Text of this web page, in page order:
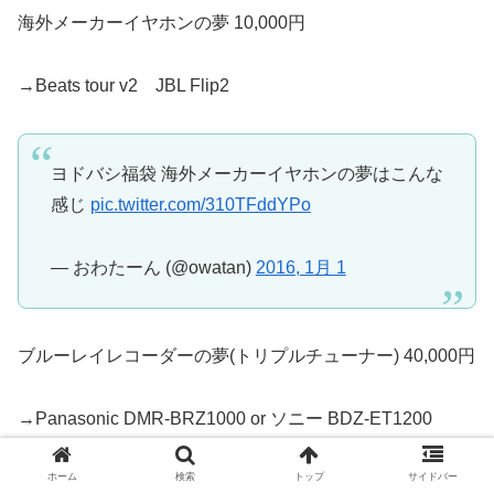
海外メーカーイヤホンの夢 10,000円
→Beats tour v2 JBL Flip2
ヨドバシ福袋 海外メーカーイヤホンの夢はこんな
感じ pic.twitter.com/310TFddYPo
— おわたーん (@owatan) 2016, 1月 1
ブルーレイレコーダーの夢(トリプルチューナー) 40,000円
→Panasonic DMR-BRZ1000 or ソニー BDZ-ET1200
ホーム 検索 トップ サイドバー